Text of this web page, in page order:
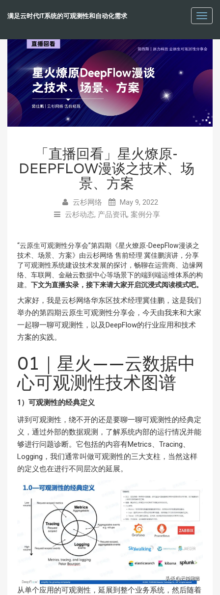
满足云时代IT系统的可观测性和自动化需求
「直播回看」星火燎原-
DEEPFLOW漫谈之技术、场
景、方案
云杉网络
May 9, 2022
云杉动态, 产品资讯, 案例分享
“云原生可观测性分享会”第四期《星火燎原-DeepFlow漫谈之
技术、场景、方案》由云杉网络 售前经理 冀佳鹏演讲，分享
了可观测性系统建设技术发展的探讨，畅聊在运营商、边缘网
络、车联网、金融云数据中心等场景下的端到端运维体系的构
建。 下文为直播实录，接下来请大家开启沉浸式阅读模式吧。
大家好，我是云杉网络华东区技术经理冀佳鹏，这是我们
举办的第四期云原生可观测性分享会，今天由我来和大家
一起聊一聊可观测性，以及DeepFlow的行业应用和技术
方案的实践。
01｜星火——云数据中
心可观测性技术图谱
1）可观测性的经典定义
讲到可观测性，绕不开的还是要聊一聊可观测性的经典定
义，通过外部的数据观测，了解系统内部的运行情况并能
够进行问题诊断。它包括的内容有Metrics、Tracing、
Logging，我们通常叫做可观测性的三大支柱，当然这样
的定义也在进行不同层次的延展。
从单个应用的可观测性，延展到整个业务系统，然后随着